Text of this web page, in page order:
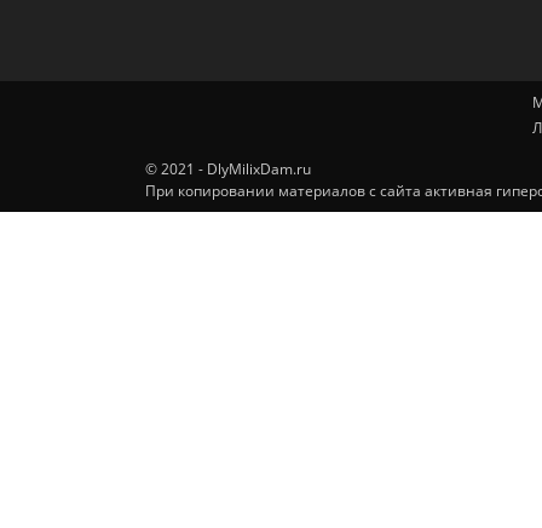
© 2021 - DlyMilixDam.ru
При копировании материалов с сайта активная